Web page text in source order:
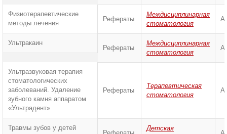
Физиотерапевтические
методы лечения
Рефераты
Междисциплинарная
стоматология
Ультракаин
Рефераты
Междисциплинарная
стоматология
Ультразвуковая терапия
стоматологических
заболеваний. Удаление
зубного камня аппаратом
«Ультрадент»
Рефераты
Терапевтическая
стоматология
Травмы зубов у детей
Детская